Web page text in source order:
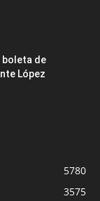
boleta de
López
5780
3575